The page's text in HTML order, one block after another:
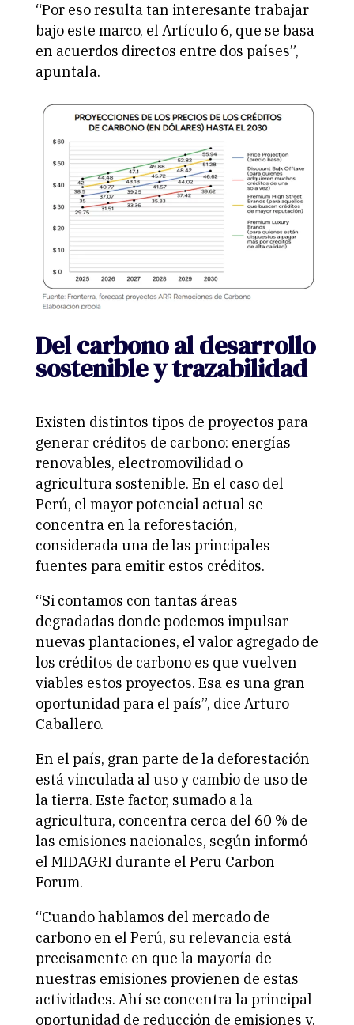
“Por eso resulta tan interesante trabajar
bajo este marco, el Artículo 6, que se basa
en acuerdos directos entre dos países”,
apuntala.
Del carbono al desarrollo
sostenible y trazabilidad
Existen distintos tipos de proyectos para
generar créditos de carbono: energías
renovables, electromovilidad o
agricultura sostenible. En el caso del
Perú, el mayor potencial actual se
concentra en la reforestación,
considerada una de las principales
fuentes para emitir estos créditos.
“Si contamos con tantas áreas
degradadas donde podemos impulsar
nuevas plantaciones, el valor agregado de
los créditos de carbono es que vuelven
viables estos proyectos. Esa es una gran
oportunidad para el país”, dice Arturo
Caballero.
En el país, gran parte de la deforestación
está vinculada al uso y cambio de uso de
la tierra. Este factor, sumado a la
agricultura, concentra cerca del 60 % de
las emisiones nacionales, según informó
el MIDAGRI durante el Peru Carbon
Forum.
“Cuando hablamos del mercado de
carbono en el Perú, su relevancia está
precisamente en que la mayoría de
nuestras emisiones provienen de estas
actividades. Ahí se concentra la principal
oportunidad de reducción de emisiones y,